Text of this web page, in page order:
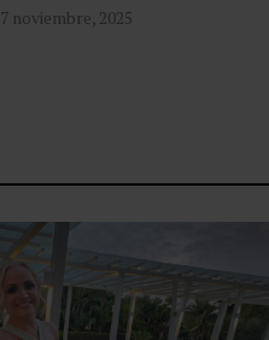
7 noviembre, 2025